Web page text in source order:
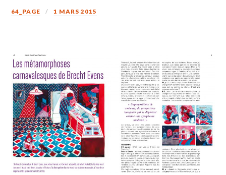
64_PAGE 1 MARS 2015